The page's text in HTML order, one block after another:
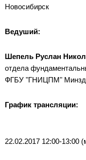
Новосибирск
Ведуший:
Шепель Руслан
отдела
ФГБУ "ГНИЦПМ"
График трансляции:
22.02.2017 12:00-13:00